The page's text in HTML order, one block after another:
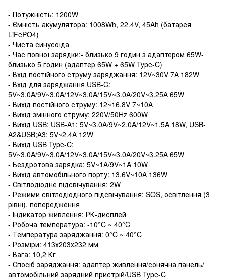
- Потужність: 1200W
- Ємність акумулятора: 1008Wh, 22.4V, 45Ah (батарея
LiFePO4)
- Чиста синусоїда
- Час повної зарядки:- близько 9 годин з адаптером 65W-
близько 5 годин (адаптер 65W + 65W Type-C)
- Вхід постійного струму заряджання: 12V~30V 7A 182W
- Вхід для заряджання USB-C:
5V~3.0A/9V~3.0A/12V~3.0A/15V~3.0A/20V~3.25A 65W
- Вихід постійного струму: 12~16.8V 7~10A
- Вихід змінного струму: 220V/50Hz 600W
- Вихід USB: USB-A1: 5V~3.0A/9V~2.0A/12V~1.5A 18W, USB-
A2&USB;A3: 5V~2.4A 12W
- Вихід USB Type-C:
5V~3.0A/9V~3.0A/12V~3.0A/15V~3.0A/20V~3.25A 65W
- Бездротова зарядка: 5V~1A/9V~1A 10W
- Вихід автомобільного порту: 13.6V~10A 136W
- Світлодіодне підсвічування: 2W
- Режими світлодіодного підсвічування: SOS, освітлення (3
рівні), попередження
- Індикатор живлення: РК-дисплей
- Робоча температура: -10°C ~ 40°C
- Температура заряджання: 0°C ~ 40°C
- Розміри: 413х203х232 мм
- Вага: 10,2 Кг
- Спосіб заряджання: адаптер живлення/сонячна панель/
автомобільний зарядний пристрій/USB Type-C